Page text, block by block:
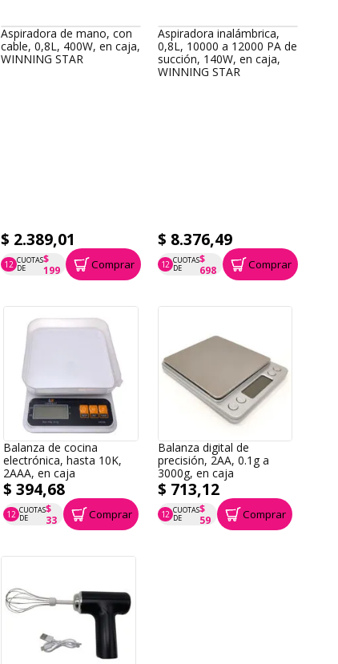
Aspiradora de mano, con
cable, 0,8L, 400W, en caja,
WINNING STAR
$ 2.389,01
12 CUOTAS
DE
$
199
P.T.F. $ 2.389 Comprar
Aspiradora inalámbrica,
0,8L, 10000 a 12000 PA de
succión, 140W, en caja,
WINNING STAR
$ 8.376,49
12 CUOTAS
DE
$
698
P.T.F. $ 8.376 Comprar
Balanza de cocina
electrónica, hasta 10K,
2AAA, en caja
$ 394,68
12 CUOTAS
DE
$
33
P.T.F. $ 395 Comprar
Balanza digital de
precisión, 2AA, 0.1g a
3000g, en caja
$ 713,12
12 CUOTAS
DE
$
59
P.T.F. $ 713 Comprar